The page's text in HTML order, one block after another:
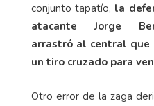
conjunto tapatío, la
atacante Jorge
arrastró al central que
un tiro cruzado para
Otro error de la zaga